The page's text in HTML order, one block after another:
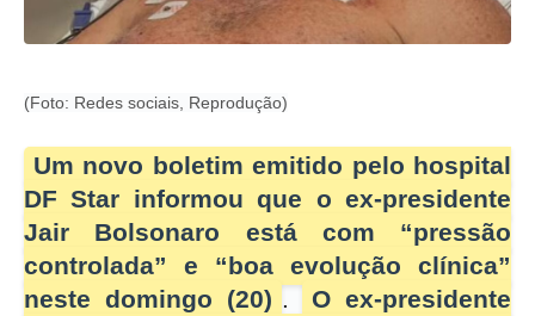
(Foto: Redes sociais, Reprodução)
Um novo boletim emitido pelo hospital
DF Star informou que o ex-presidente
Jair Bolsonaro está com “pressão
controlada” e “boa evolução clínica”
neste domingo (20) .
O ex-presidente